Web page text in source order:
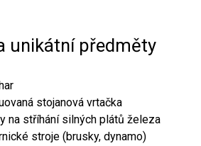
unikátní předměty
stojanová vrtačka
na stříhání silných plátů železa
stroje (brusky, dynamo)